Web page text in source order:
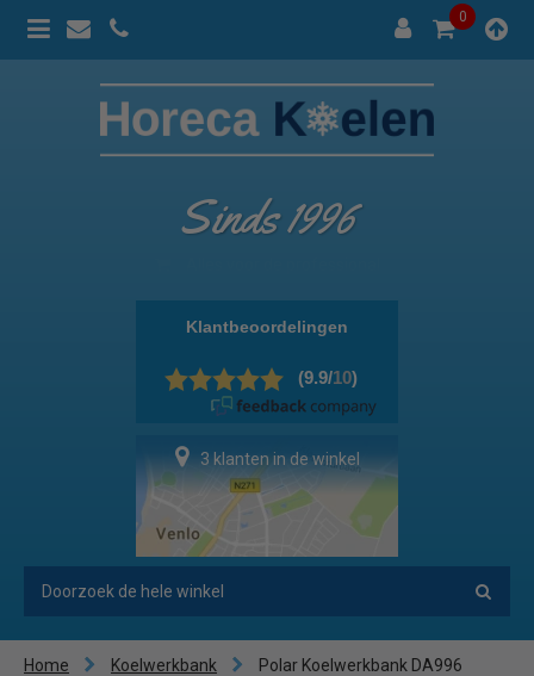
0
Sinds 1996
3 klanten in de winkel
Home Koelwerkbank Polar Koelwerkbank DA996